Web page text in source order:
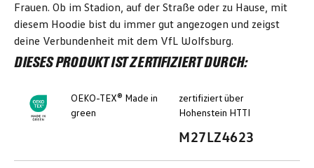
Frauen. Ob im Stadion, auf der Straße oder zu Hause, mit
diesem Hoodie bist du immer gut angezogen und zeigst
deine Verbundenheit mit dem VfL Wolfsburg.
DIESES PRODUKT IST ZERTIFIZIERT DURCH:
OEKO-TEX® Made in
green
zertifiziert über
Hohenstein HTTI
M27LZ4623